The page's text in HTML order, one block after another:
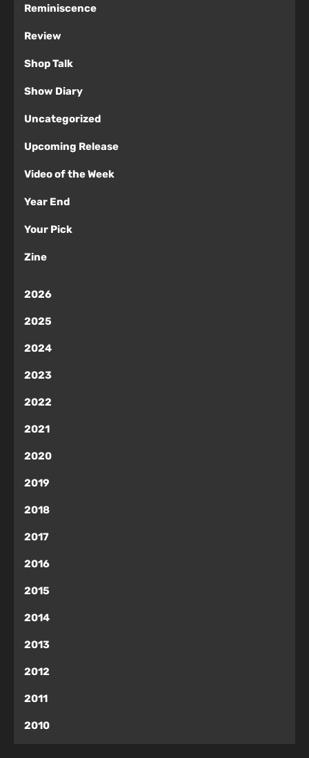
Reminiscence
Review
Shop Talk
Show Diary
Uncategorized
Upcoming Release
Video of the Week
Year End
Your Pick
Zine
2026
2025
2024
2023
2022
2021
2020
2019
2018
2017
2016
2015
2014
2013
2012
2011
2010